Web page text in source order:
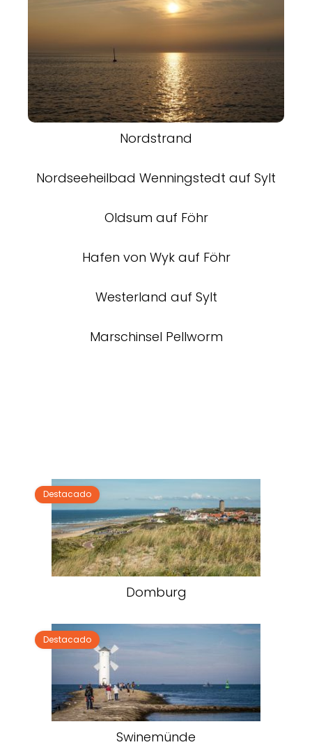
Nordstrand
Nordseeheilbad Wenningstedt auf Sylt
Oldsum auf Föhr
Hafen von Wyk auf Föhr
Westerland auf Sylt
Marschinsel Pellworm
Destacado
Domburg
Destacado
Swinemünde